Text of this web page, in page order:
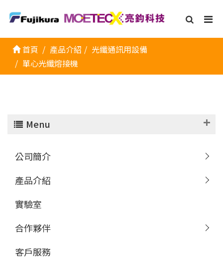
首頁 產品介紹
光纖通訊用設備
單心光纖熔接機
Menu
公司簡介
產品介紹
實驗室
合作夥伴
客戶服務